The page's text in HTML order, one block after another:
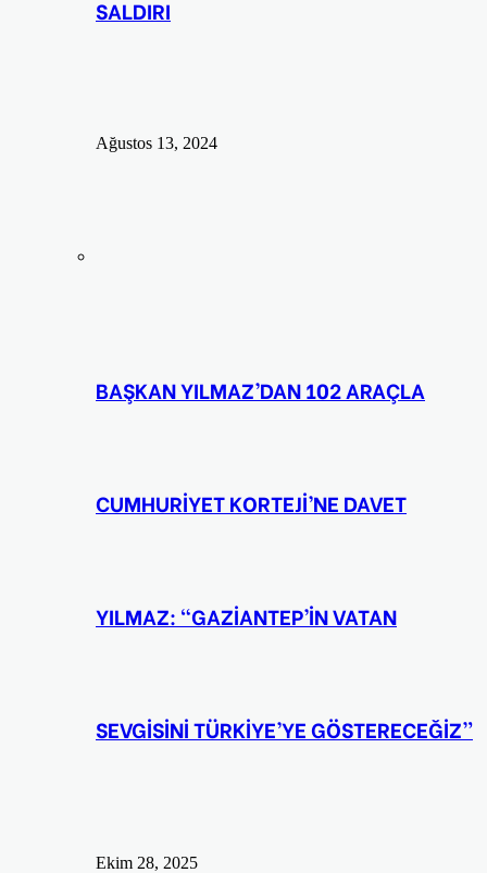
SALDIRI
Ağustos 13, 2024
BAŞKAN YILMAZ’DAN 102 ARAÇLA
CUMHURİYET KORTEJİ’NE DAVET
YILMAZ: “GAZİANTEP’İN VATAN
SEVGİSİNİ TÜRKİYE’YE GÖSTERECEĞİZ”
Ekim 28, 2025